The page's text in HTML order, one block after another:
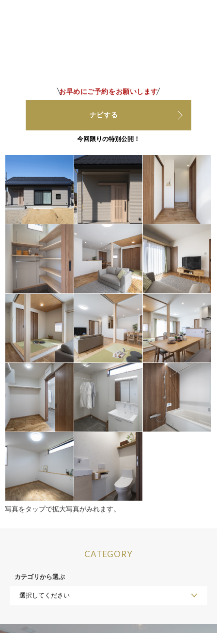
お早めにご予約をお願いします
ナビする
今回限りの特別公開！
写真をタップで拡大写真がみれます。
CATEGORY
カテゴリから選ぶ